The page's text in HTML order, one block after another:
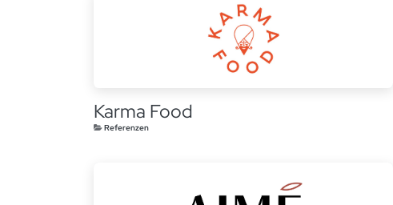
Karma Food
Referenzen